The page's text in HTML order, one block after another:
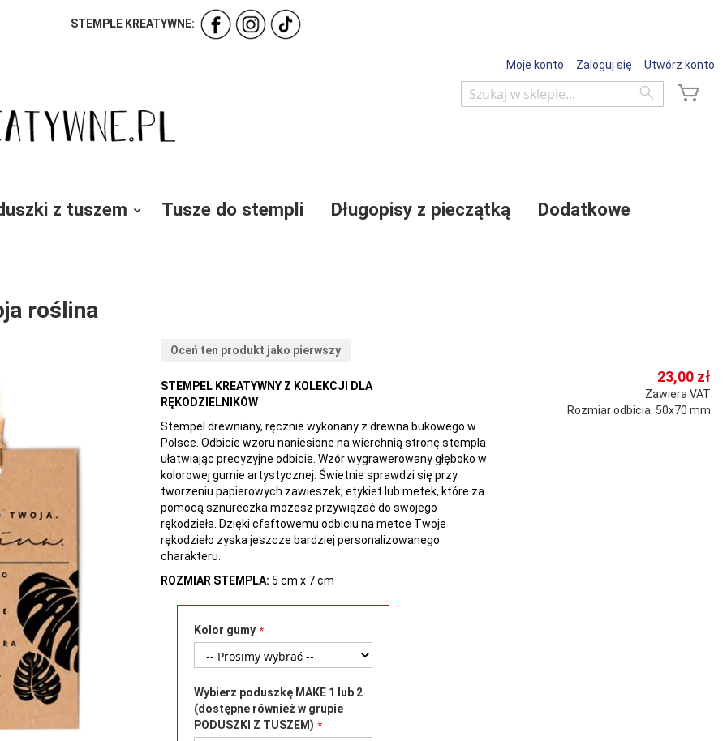
STEMPLE KREATYWNE:
Moje konto Zaloguj się Utwórz konto
Wyszukaj
z tuszem Tusze do stempli Długopisy z pieczątką Dodatkowe
roślina
Oceń ten produkt jako pierwszy
23,00 zł
Zawiera VAT
Rozmiar odbicia: 50x70 mm
STEMPEL KREATYWNY Z KOLEKCJI DLA
RĘKODZIELNIKÓW
Stempel drewniany, ręcznie wykonany z drewna bukowego w
Polsce. Odbicie wzoru naniesione na wierchnią stronę stempla
ułatwiając precyzyjne odbicie. Wzór wygrawerowany głęboko w
kolorowej gumie artystycznej. Świetnie sprawdzi się przy
tworzeniu papierowych zawieszek, etykiet lub metek, które za
pomocą sznureczka możesz przywiązać do swojego
rękodzieła. Dzięki cfaftowemu odbiciu na metce Twoje
rękodzieło zyska jeszcze bardziej personalizowanego
charakteru.
ROZMIAR STEMPLA: 5 cm x 7 cm
Kolor gumy
Wybierz poduszkę MAKE 1 lub 2
(dostępne również w grupie
PODUSZKI Z TUSZEM)